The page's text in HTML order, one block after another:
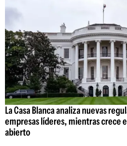
La Casa Blanca analiza nuevas
empresas líderes, mientras crece
abierto